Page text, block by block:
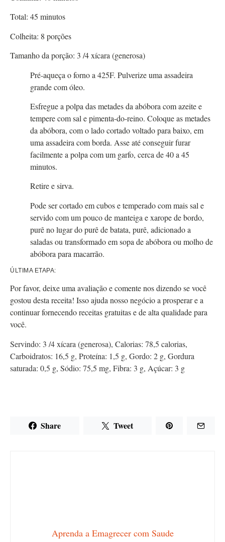
Total: 45 minutos
Colheita: 8 porções
Tamanho da porção: 3 /4 xícara (generosa)
Pré-aqueça o forno a 425F. Pulverize uma assadeira
grande com óleo.
Esfregue a polpa das metades da abóbora com azeite e
tempere com sal e pimenta-do-reino. Coloque as metades
da abóbora, com o lado cortado voltado para baixo, em
uma assadeira com borda. Asse até conseguir furar
facilmente a polpa com um garfo, cerca de 40 a 45
minutos.
Retire e sirva.
Pode ser cortado em cubos e temperado com mais sal e
servido com um pouco de manteiga e xarope de bordo,
purê no lugar do purê de batata, purê, adicionado a
saladas ou transformado em sopa de abóbora ou molho de
abóbora para macarrão.
ÚLTIMA ETAPA:
Por favor, deixe uma avaliação e comente nos dizendo se você
gostou desta receita! Isso ajuda nosso negócio a prosperar e a
continuar fornecendo receitas gratuitas e de alta qualidade para
você.
Servindo: 3 /4 xícara (generosa), Calorias: 78,5 calorias,
Carboidratos: 16,5 g, Proteína: 1,5 g, Gordo: 2 g, Gordura
saturada: 0,5 g, Sódio: 75,5 mg, Fibra: 3 g, Açúcar: 3 g
Share Tweet
Aprenda a Emagrecer com Saude